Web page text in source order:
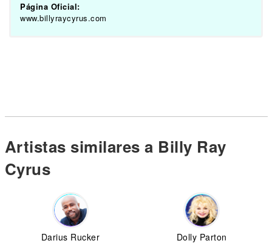
Página Oficial:
www.billyraycyrus.com
Artistas similares a Billy Ray
Cyrus
Darius Rucker Dolly Parton